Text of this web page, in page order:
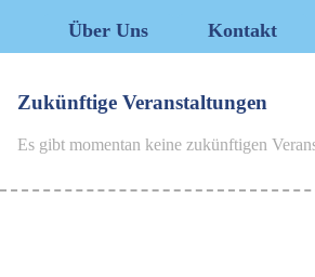
Über Uns
Kontakt
Zukünftige Veranstaltungen
Es gibt momentan keine zukünftigen